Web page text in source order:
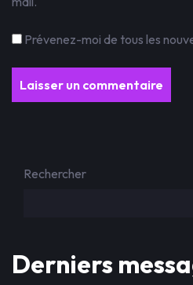
Prévenez-moi de tous les
Rechercher
Derniers